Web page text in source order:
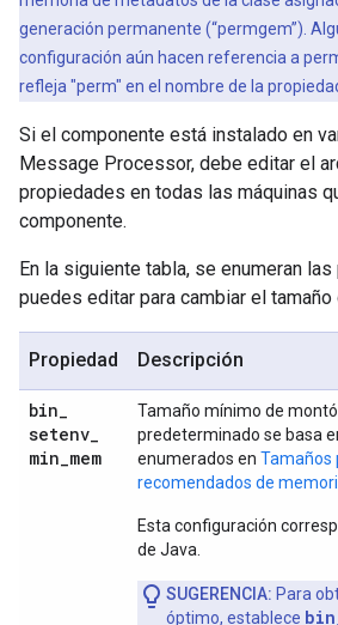
generación permanente (“permgem”).
configuración aún hacen referencia a
refleja "perm" en el nombre de la
Si el componente está instalado en
Message Processor, debe editar el
propiedades en todas las máquinas
componente.
En la siguiente tabla, se enumeran
puedes editar para cambiar el tamaño
Propiedad Descripción
bin_
setenv_
min_mem
Tamaño mínimo de
predeterminado se basa
enumerados en Tamaños
recomendados de
Esta configuración
de Java.
SUGERENCIA: Para
óptimo, establece